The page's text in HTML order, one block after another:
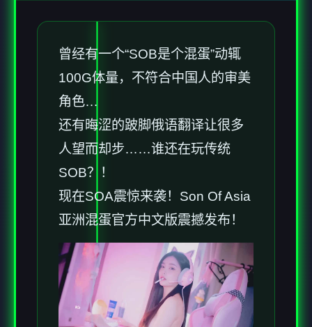
曾经有一个“SOB是个混蛋”动辄
100G体量，不符合中国人的审美
角色…
还有晦涩的跛脚俄语翻译让很多
人望而却步……谁还在玩传统
SOB？！
现在SOA震惊来袭！Son Of Asia
亚洲混蛋官方中文版震撼发布！